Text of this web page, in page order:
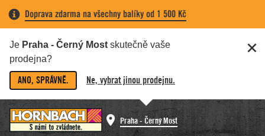
Doprava zdarma na všechny balíky od 1 500 Kč
Je Praha - Černý Most skutečně vaše
prodejna?
ANO, SPRÁVNĚ. Ne, vybrat jinou prodejnu.
Praha - Černý Most